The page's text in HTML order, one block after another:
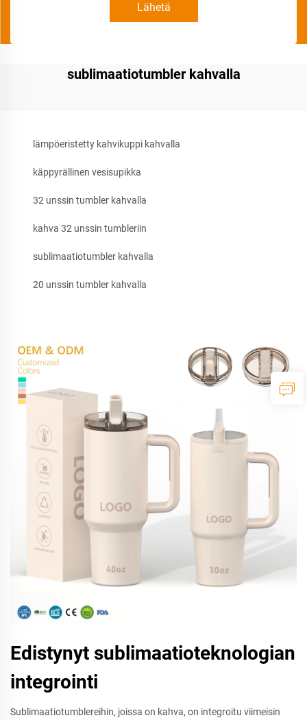
Lähetä
sublimaatiotumbler kahvalla
lämpöeristetty kahvikuppi kahvalla
käppyrällinen vesisupikka
32 unssin tumbler kahvalla
kahva 32 unssin tumbleriin
sublimaatiotumbler kahvalla
20 unssin tumbler kahvalla
Edistynyt sublimaatioteknologian
integrointi
Sublimaatiotumblereihin, joissa on kahva, on integroitu viimeisin